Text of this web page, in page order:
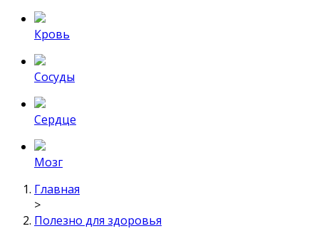
Кровь
Сосуды
Сердце
Мозг
Главная
>
Полезно для здоровья